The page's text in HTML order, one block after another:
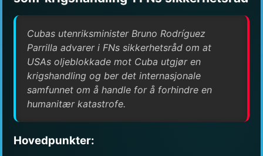
Cubas utenriksminister Bruno Rodríguez
Parrilla advarer i FNs sikkerhetsråd om at
USAs oljeblokkade mot Cuba utgjør en
krigshandling og ber det internasjonale
samfunnet om å handle for å forhindre en
humanitær katastrofe.
Hovedpunkter: